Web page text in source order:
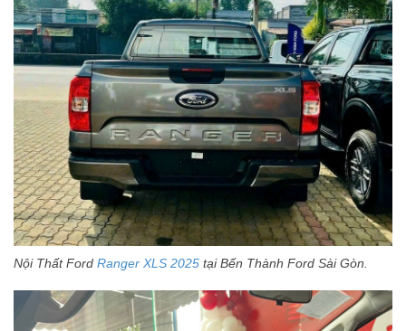
Nội Thất Ford Ranger XLS 2025 tại Bến Thành Ford Sài Gòn.